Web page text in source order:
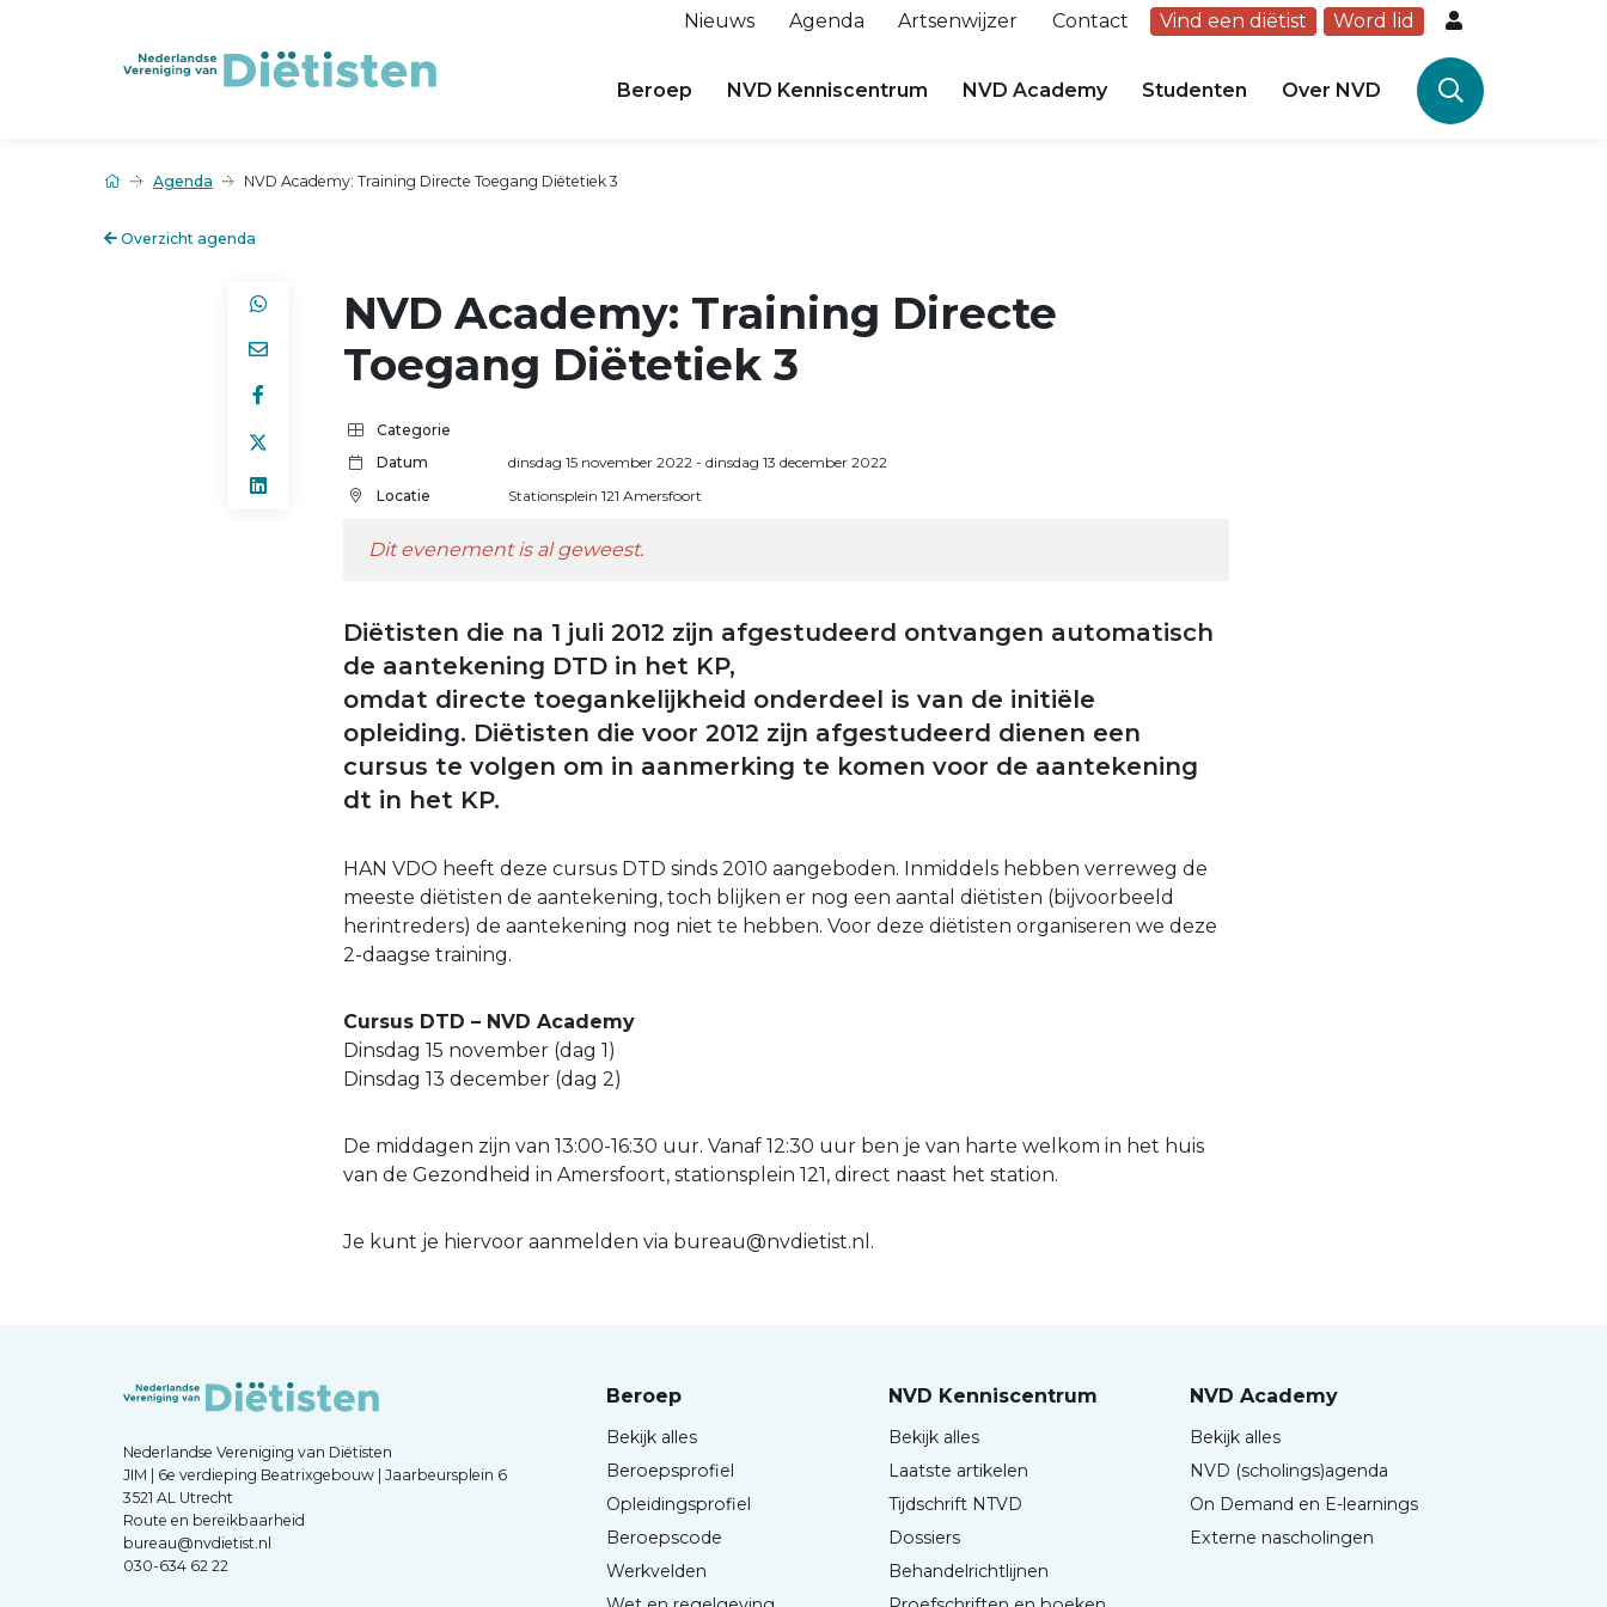
Nieuws Agenda Artsenwijzer Contact Vind een diëtist Word lid
Beroep NVD Kenniscentrum NVD Academy Studenten Over NVD
Agenda NVD Academy: Training Directe Toegang Diëtetiek 3
Overzicht agenda
NVD Academy: Training Directe
Toegang Diëtetiek 3
Categorie
Datum
dinsdag 15 november 2022 - dinsdag 13 december 2022
Locatie
Stationsplein 121 Amersfoort
Dit evenement is al geweest.
Diëtisten die na 1 juli 2012 zijn afgestudeerd ontvangen automatisch
de aantekening DTD in het KP,
omdat directe toegankelijkheid onderdeel is van de initiële
opleiding. Diëtisten die voor 2012 zijn afgestudeerd dienen een
cursus te volgen om in aanmerking te komen voor de aantekening
dt in het KP.
HAN VDO heeft deze cursus DTD sinds 2010 aangeboden. Inmiddels hebben verreweg de
meeste diëtisten de aantekening, toch blijken er nog een aantal diëtisten (bijvoorbeeld
herintreders) de aantekening nog niet te hebben. Voor deze diëtisten organiseren we deze
2-daagse training.
Cursus DTD – NVD Academy
Dinsdag 15 november (dag 1)
Dinsdag 13 december (dag 2)
De middagen zijn van 13:00-16:30 uur. Vanaf 12:30 uur ben je van harte welkom in het huis
van de Gezondheid in Amersfoort, stationsplein 121, direct naast het station.
Je kunt je hiervoor aanmelden via bureau@nvdietist.nl.
Nederlandse Vereniging van Diëtisten
JIM | 6e verdieping Beatrixgebouw | Jaarbeursplein 6
3521 AL Utrecht
Route en bereikbaarheid
bureau@nvdietist.nl
030-634 62 22
Beroep
Bekijk alles
Beroepsprofiel
Opleidingsprofiel
Beroepscode
Werkvelden
NVD Kenniscentrum
Bekijk alles
Laatste artikelen
Tijdschrift NTVD
Dossiers
Behandelrichtlijnen
NVD Academy
Bekijk alles
NVD (scholings)agenda
On Demand en E-learnings
Externe nascholingen